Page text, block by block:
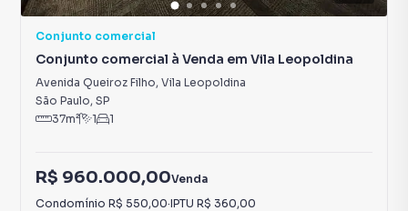
Conjunto comercial
Conjunto comercial à Venda em Vila Leopoldina
Avenida Queiroz Filho, Vila Leopoldina
São Paulo, SP
37m² 1 1
R$ 960.000,00Venda
Condomínio R$ 550,00·IPTU R$ 360,00